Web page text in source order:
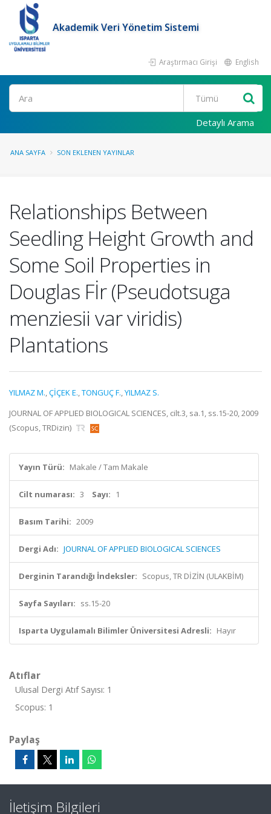
Akademik Veri Yönetim Sistemi
Araştırmacı Girişi English
Ara
Detaylı Arama
ANA SAYFA SON EKLENEN YAYINLAR
Relationships Between
Seedling Height Growth and
Some Soil Properties in
Douglas Fİr (Pseudotsuga
menziesii var viridis)
Plantations
YILMAZ M.,ÇİÇEK E.,TONGUÇ F.,YILMAZ S.
JOURNAL OF APPLIED BIOLOGICAL SCIENCES, cilt.3, sa.1, ss.15-20, 2009
(Scopus, TRDizin)
Yayın Türü: Makale / Tam Makale
Cilt numarası: 3 Sayı: 1
Basım Tarihi: 2009
Dergi Adı: JOURNAL OF APPLIED BIOLOGICAL SCIENCES
Derginin Tarandığı İndeksler: Scopus, TR DİZİN (ULAKBİM)
Sayfa Sayıları: ss.15-20
Isparta Uygulamalı Bilimler Üniversitesi Adresli: Hayır
Atıflar
Ulusal Dergi Atıf Sayısı: 1
Scopus: 1
Paylaş
İletişim Bilgileri